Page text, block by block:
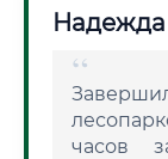
часов